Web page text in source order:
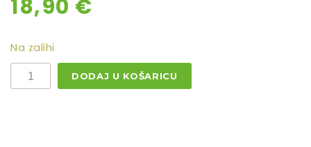
18,90 €
Na zalihi
¨
CEANOTHUS
/
DODAJ U KOŠARICU